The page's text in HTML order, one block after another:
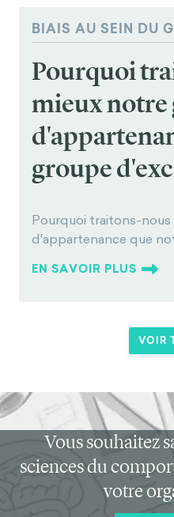
BIAIS AU SEIN DU
Pourquoi
mieux notre
groupe
Pourquoi traitons-
d'appartenance que
EN SAVOIR PLUS
VOIR
Vous souhaitez
sciences du
votre